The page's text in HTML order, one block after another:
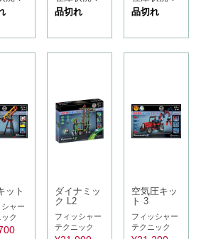
品切れ
品切れ
ット
ャー
ク
ダイナミッ
ク L2
フィッシャー
テクニック
空気圧キッ
ト 3
フィッシャー
テクニック